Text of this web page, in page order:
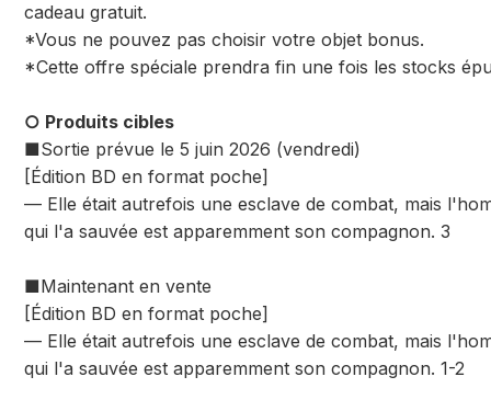
cadeau gratuit.
*Vous ne pouvez pas choisir votre objet bonus.
*Cette offre spéciale prendra fin une fois les stocks
○ Produits cibles
■Sortie prévue le 5 juin 2026 (vendredi)
[Édition BD en format poche]
— Elle était autrefois une esclave de combat, mais
qui l'a sauvée est apparemment son compagnon. 3
■Maintenant en vente
[Édition BD en format poche]
— Elle était autrefois une esclave de combat, mais
qui l'a sauvée est apparemment son compagnon. 1-2